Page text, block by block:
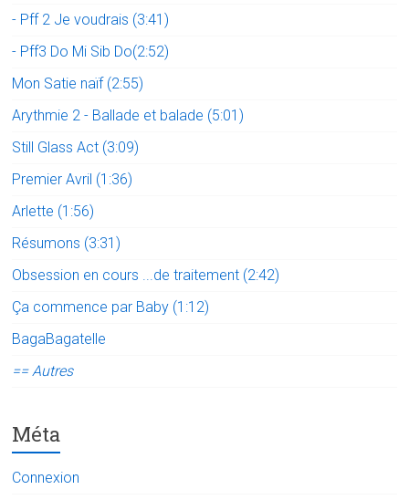
- Pff 2 Je voudrais (3:41)
- Pff3 Do Mi Sib Do(2:52)
Mon Satie naïf (2:55)
Arythmie 2 - Ballade et balade (5:01)
Still Glass Act (3:09)
Premier Avril (1:36)
Arlette (1:56)
Résumons (3:31)
Obsession en cours ...de traitement (2:42)
Ça commence par Baby (1:12)
BagaBagatelle
== Autres
Méta
Connexion